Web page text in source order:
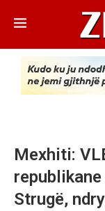
Mexhiti:
Strugë,